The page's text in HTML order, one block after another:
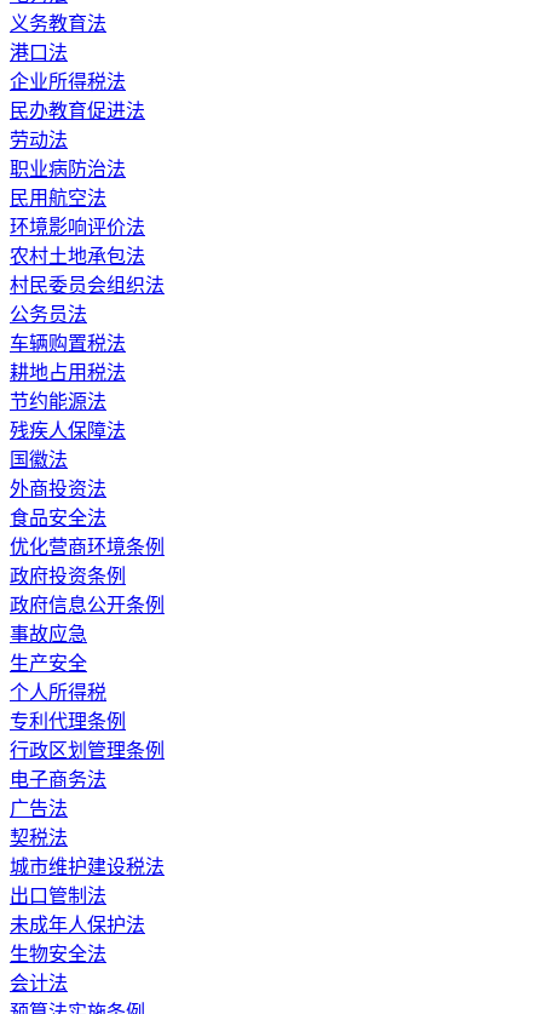
义务教育法
港口法
企业所得税法
民办教育促进法
劳动法
职业病防治法
民用航空法
环境影响评价法
农村土地承包法
村民委员会组织法
公务员法
车辆购置税法
耕地占用税法
节约能源法
残疾人保障法
国徽法
外商投资法
食品安全法
优化营商环境条例
政府投资条例
政府信息公开条例
事故应急
生产安全
个人所得税
专利代理条例
行政区划管理条例
电子商务法
广告法
契税法
城市维护建设税法
出口管制法
未成年人保护法
生物安全法
会计法